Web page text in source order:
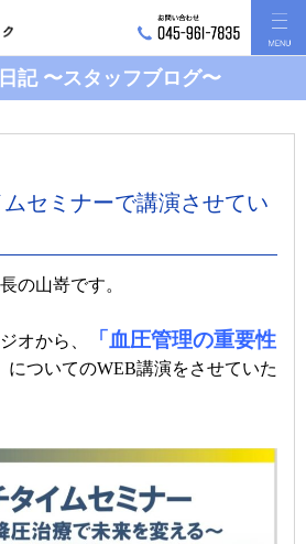
記 〜スタッフブログ〜
セミナーで講演させてい
の山嵜です。
オから、
「血圧管理の重要性
についてのWEB講演をさせていた